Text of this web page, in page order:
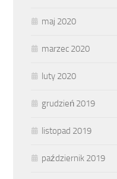
maj 2020
marzec 2020
luty 2020
grudzień 2019
listopad 2019
październik 2019